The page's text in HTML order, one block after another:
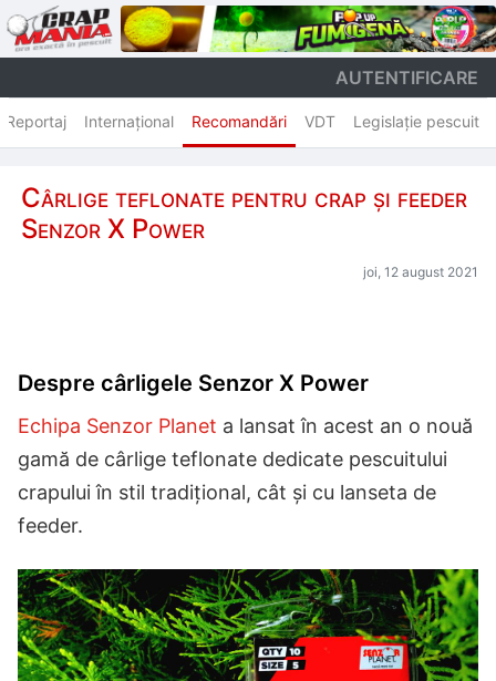
AUTENTIFICARE
Reportaj Internațional Recomandări VDT Legislație pescuit
Cârlige teflonate pentru crap și feeder
Senzor X Power
joi, 12 august 2021
Despre cârligele Senzor X Power
Echipa Senzor Planet a lansat în acest an o nouă
gamă de cârlige teflonate dedicate pescuitului
crapului în stil tradițional, cât și cu lanseta de
feeder.